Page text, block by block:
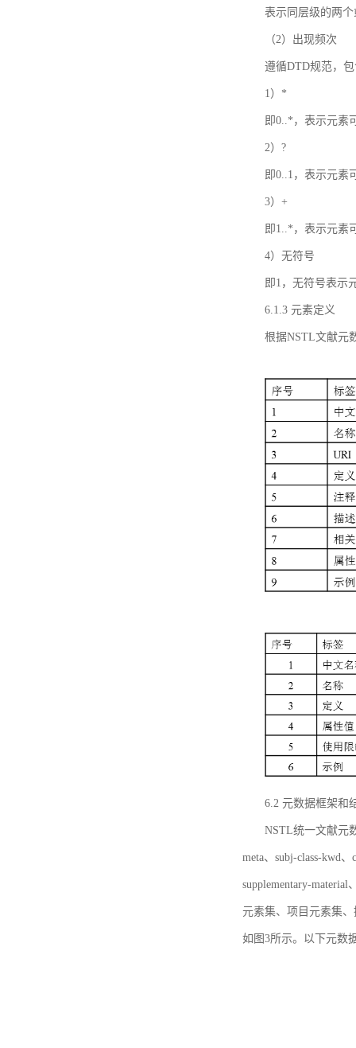
表示同层级的两
（2）出现频次
遵循DTD规范，
1）*
即0..*，表示元素
2）?
即0..1，表示元素
3）+
即1..*，表示元素
4）无符号
即1，无符号表示
6.1.3 元素定义
根据NSTL文献元
6.2 元数据框架和
NSTL统一文献元
meta、subj-class-kwd
supplementary-
元素集、项目元素集
如图3所示。以下元数